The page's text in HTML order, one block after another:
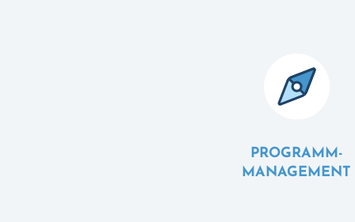
PROGRAMM-
MANAGEMENT